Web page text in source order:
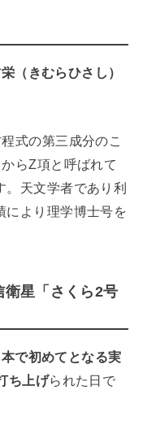
（きむらひさし）
式の第三成分のこ
らZ項と呼ばれて
。天文学者であり利
により理学博士号を
衛星「さくら2号
本で初めてとなる実
ち上げられた日で